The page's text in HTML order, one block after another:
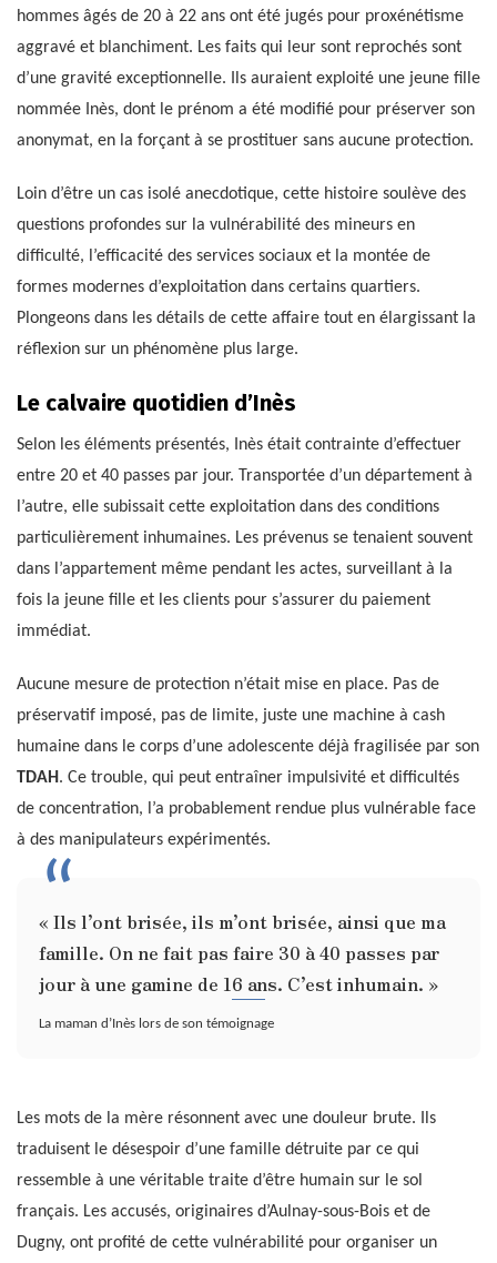
hommes âgés de 20 à 22 ans ont été jugés pour proxénétisme
aggravé et blanchiment. Les faits qui leur sont reprochés sont
d’une gravité exceptionnelle. Ils auraient exploité une jeune fille
nommée Inès, dont le prénom a été modifié pour préserver son
anonymat, en la forçant à se prostituer sans aucune protection.
Loin d’être un cas isolé anecdotique, cette histoire soulève des
questions profondes sur la vulnérabilité des mineurs en
difficulté, l’efficacité des services sociaux et la montée de
formes modernes d’exploitation dans certains quartiers.
Plongeons dans les détails de cette affaire tout en élargissant la
réflexion sur un phénomène plus large.
Le calvaire quotidien d’Inès
Selon les éléments présentés, Inès était contrainte d’effectuer
entre 20 et 40 passes par jour. Transportée d’un département à
l’autre, elle subissait cette exploitation dans des conditions
particulièrement inhumaines. Les prévenus se tenaient souvent
dans l’appartement même pendant les actes, surveillant à la
fois la jeune fille et les clients pour s’assurer du paiement
immédiat.
Aucune mesure de protection n’était mise en place. Pas de
préservatif imposé, pas de limite, juste une machine à cash
humaine dans le corps d’une adolescente déjà fragilisée par son
TDAH. Ce trouble, qui peut entraîner impulsivité et difficultés
de concentration, l’a probablement rendue plus vulnérable face
à des manipulateurs expérimentés.
« Ils l’ont brisée, ils m’ont brisée, ainsi que ma
famille. On ne fait pas faire 30 à 40 passes par
jour à une gamine de 16 ans. C’est inhumain. »
La maman d’Inès lors de son témoignage
Les mots de la mère résonnent avec une douleur brute. Ils
traduisent le désespoir d’une famille détruite par ce qui
ressemble à une véritable traite d’être humain sur le sol
français. Les accusés, originaires d’Aulnay-sous-Bois et de
Dugny, ont profité de cette vulnérabilité pour organiser un